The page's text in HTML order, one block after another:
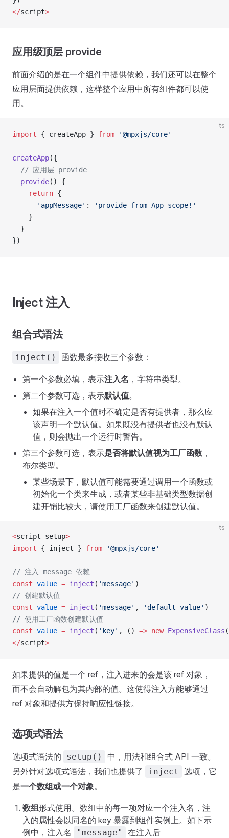
</script>
应用级顶层 provide
前面介绍的是在一个组件中提供依赖，我们还可以在整个
应用层面提供依赖，这样整个应用中所有组件都可以使
用。
ts
import { createApp } from '@mpxjs/core'
createApp({
  // 应用层 provide
  provide
() {
    return
{
      'appMessage'
:
'provide from App scope!'
    }
  }
})
Inject 注入
组合式语法
inject() 函数最多接收三个参数：
第一个参数必填，表示注入名 ，字符串类型。
第二个参数可选，表示默认值。
如果在注入一个值时不确定是否有提供者，那么应
该声明一个默认值。如果既没有提供者也没有默认
值，则会抛出一个运行时警告。
第三个参数可选，表示是否将默认值视为工厂函数 ，
布尔类型。
某些场景下，默认值可能需要通过调用一个函数或
初始化一个类来生成，或者某些非基础类型数据创
建开销比较大，请使用工厂函数来创建默认值。
ts
<script setup>
import { inject } from '@mpxjs/core'
// 注入 message 依赖
const value = inject ( 'message' )
// 创建默认值
const value = inject ( 'message' , 'default value' )
// 使用工厂函数创建默认值
const value = inject ( 'key' , () => new ExpensiveClass
</script>
如果提供的值是一个 ref，注入进来的会是该 ref 对象，
而不会自动解包为其内部的值。这使得注入方能够通过
ref 对象和提供方保持响应性链接。
选项式语法
选项式语法的 setup()
中，用法和组合式 API 一致。
另外针对选项式语法，我们也提供了
inject
选项，它
是一个数组或一个对象。
数组形式使用。数组中的每一项对应一个注入名，注
入的属性会以同名的 key 暴露到组件实例上。如下示
例中，注入名
"message"
在注入后